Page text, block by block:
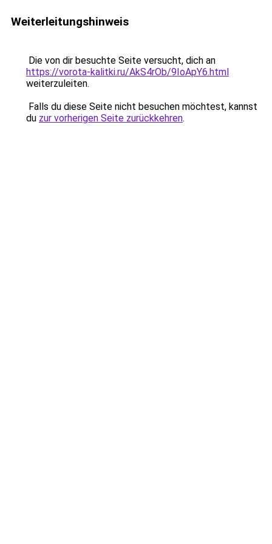
Weiterleitungshinweis
Die von dir besuchte Seite versucht, dich an
https://vorota-kalitki.ru/AkS4rOb/9IoApY6.html
weiterzuleiten.
Falls du diese Seite nicht besuchen möchtest, kannst
du zur vorherigen Seite zurückkehren.